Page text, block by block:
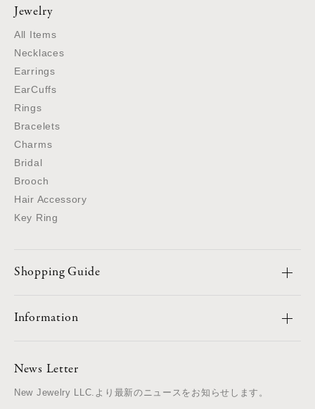
Jewelry
All Items
Necklaces
Earrings
EarCuffs
Rings
Bracelets
Charms
Bridal
Brooch
Hair Accessory
Key Ring
Shopping Guide
Information
News Letter
New Jewelry LLC.より最新のニュースをお知らせします。